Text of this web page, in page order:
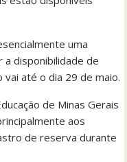
uma
a disponibilidade de
até o dia 29 de maio.
de Minas Gerais
aos
de reserva durante